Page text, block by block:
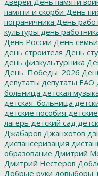
памяти и скорби День
пограничника День
культуры день
День России День семьи
день строителя День
день физкультурника
День_Победы_2026
депутаты депутаты ЕАО
больница детская
детская_больница
детские пособия
лагерь детский сад
Джабаров Джанхотов
диспансеризация
образование Дмитрий
Дмитрий Нестеров
Добрые руки